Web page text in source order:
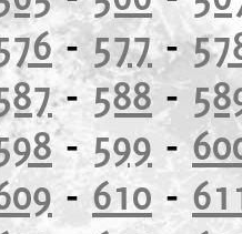
-577-
-588-
-599 -
- 610 -